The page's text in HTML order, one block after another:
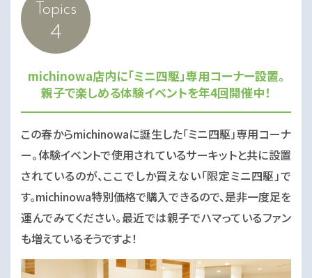
Topics
4
michinowa店内に「ミニ四駆」専用コーナー設置。
親子で楽しめる体験イベントを年4回開催中！
この春からmichinowaに誕生した「ミニ四駆」専用コーナ
ー。体験イベントで使用されているサーキットと共に設置
されているのが、ここでしか買えない「限定ミニ四駆」で
す。michinowa特別価格で購入できるので、是非一度足を
運んでみてください。最近では親子でハマっているファン
も増えているそうですよ！